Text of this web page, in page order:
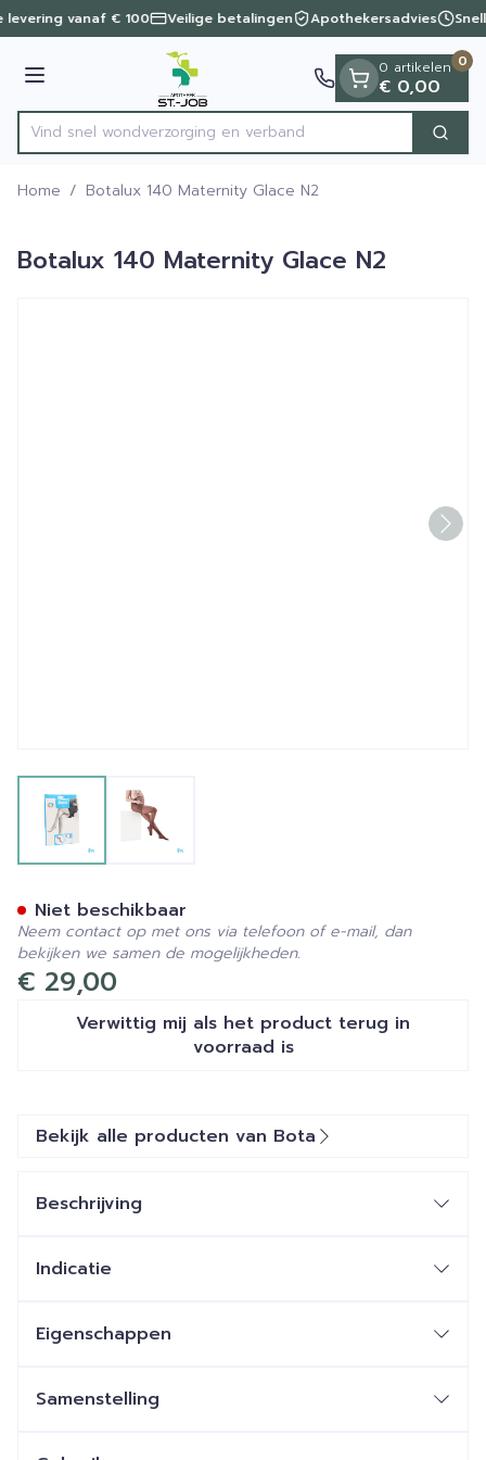
Ga naar de inhoud
1 van 1
levering vanaf € 100 Veilige betalingen Apothekersadvies
Menu
Product, merk, categorie...
Vind snel wondverzorging en verband Zoek
0 artikelen
€ 0,00
0
Home / Botalux 140 Maternity Glace N2
Botalux 140 Maternity Glace N2
View larger image
€ 29,00
Verwittig mij als het product terug in
voorraad is
Niet beschikbaar
Neem contact op met ons via telefoon of e-mail, dan
bekijken we samen de mogelijkheden.
Bekijk alle producten van Bota
Beschrijving
Indicatie
Eigenschappen
Ze benaderen sterk een FIJNE STADSKOUS.
steun.
Samenstelling